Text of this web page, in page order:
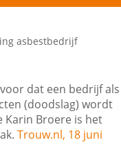
asbestbedrijf
dat een bedrijf als
(doodslag) wordt
Karin Broere is het
Trouw.nl, 18 juni